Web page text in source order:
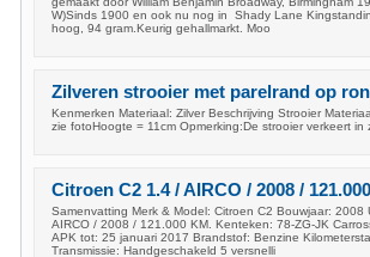
W)Sinds 1900 en ook nu nog in Shady Lane
hoog, 94 gram.Keurig gehallmarkt. Moo
Zilveren strooier met parelrand op
Kenmerken Materiaal: Zilver Beschrijving Strooier
zie fotoHoogte = 11cm Opmerking:De strooier verkeert in
Citroen C2 1.4 / AIRCO / 2008 /
Samenvatting Merk & Model: Citroen C2 Bouwjaar: 2008
AIRCO / 2008 / 121.000 KM. Kenteken: 78-ZG-JK
APK tot: 25 januari 2017 Brandstof: Benzine
Transmissie: Handgeschakeld 5 versnelli